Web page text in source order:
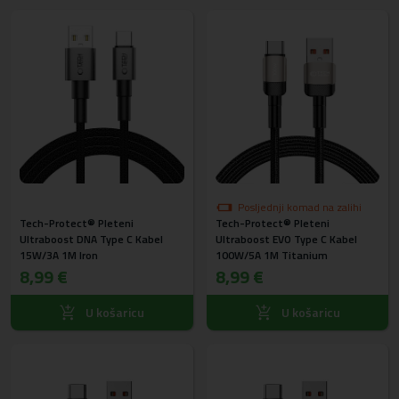
Tech-Protect® Pleteni
Ultraboost DNA Type C Kabel
15W/3A 1M Iron
8,99 €
U košaricu
Posljednji komad na zalihi
Tech-Protect® Pleteni
Ultraboost EVO Type C Kabel
100W/5A 1M Titanium
8,99 €
U košaricu